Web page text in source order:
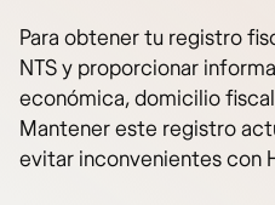
Para obtener tu registro
NTS y proporcionar
económica, domicilio
Mantener este registro
evitar inconvenientes con